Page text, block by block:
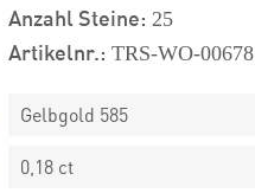
Anzahl Steine: 25
Artikelnr.: TRS-WO-00678
Gelbgold 585
0,18 ct